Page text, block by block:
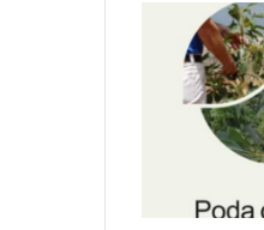
ACTIVIDAD
FORMATIVA
AGRO